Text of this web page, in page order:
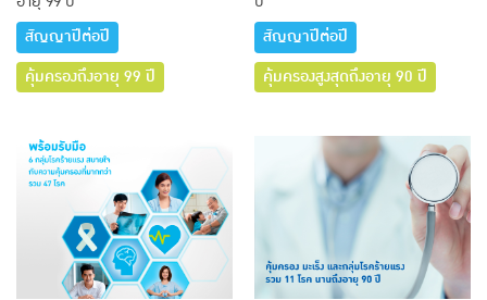
สัญญาปีต่อปี
คุ้มครองถึงอายุ 99 ปี
สัญญาปีต่อปี
คุ้มครองสูงสุดถึงอายุ 90 ปี